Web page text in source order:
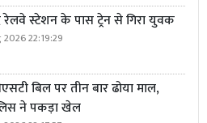
रेलवे स्टेशन के पास ट्रेन से गिरा युवक
22:19:29
बिल पर तीन बार ढोया माल,
ने पकड़ा खेल